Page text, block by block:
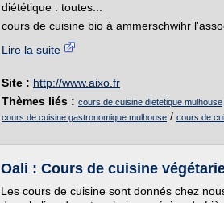
diététique : toutes...
cours de cuisine bio à ammerschwihr
Lire la suite
Site : http://www.aixo.fr
Thèmes liés : cours de cuisine dietetique mulhouse
cours de cuisine gastronomique mulhouse / cours de
Oali : Cours de cuisine
Les cours de cuisine sont donnés chez